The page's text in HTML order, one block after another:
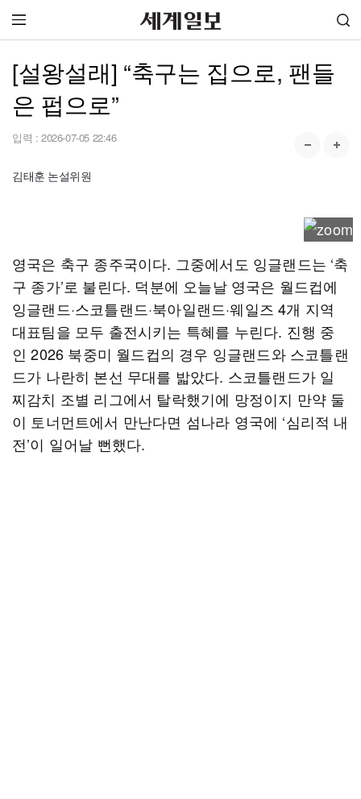
[설왕설래] “축구는 집으로, 팬들
은 펍으로”
입력 : 2026-07-05 22:46
김태훈 논설위원
영국은 축구 종주국이다. 그중에서도 잉글랜드는 ‘축
구 종가’로 불린다. 덕분에 오늘날 영국은 월드컵에
잉글랜드·스코틀랜드·북아일랜드·웨일즈 4개 지역
대표팀을 모두 출전시키는 특혜를 누린다. 진행 중
인 2026 북중미 월드컵의 경우 잉글랜드와 스코틀랜
드가 나란히 본선 무대를 밟았다. 스코틀랜드가 일
찌감치 조별 리그에서 탈락했기에 망정이지 만약 둘
이 토너먼트에서 만난다면 섬나라 영국에 ‘심리적 내
전’이 일어날 뻔했다.